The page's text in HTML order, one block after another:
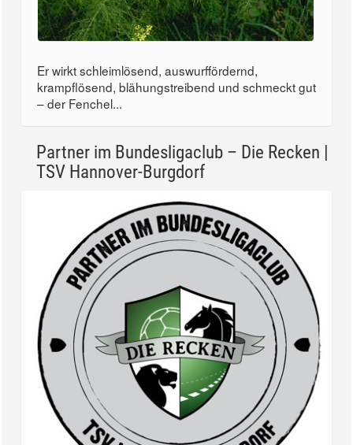
Er wirkt schleimlösend, auswurffördernd,
krampflösend, blähungstreibend und schmeckt gut
– der Fenchel...
Partner im Bundesligaclub – Die Recken |
TSV Hannover-Burgdorf